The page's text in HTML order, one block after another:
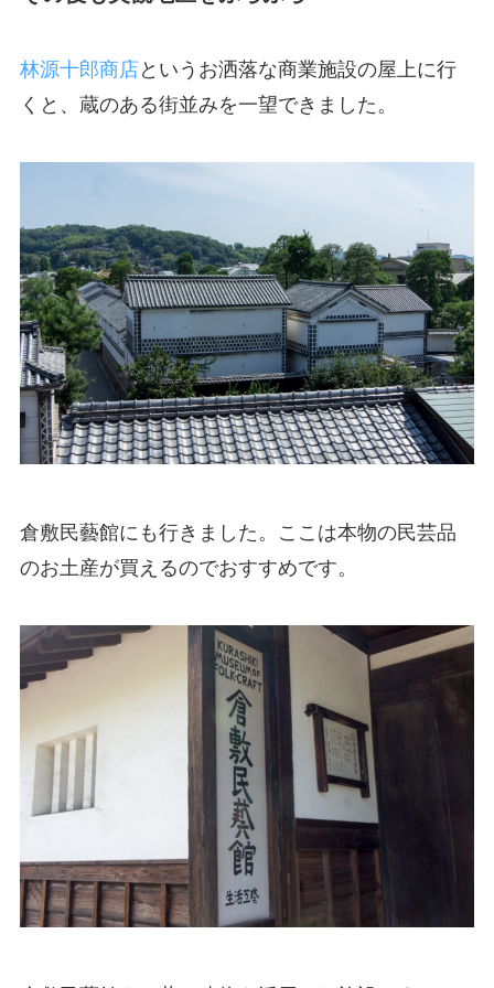
林源十郎商店というお洒落な商業施設の屋上に行
くと、蔵のある街並みを一望できました。
倉敷民藝館にも行きました。ここは本物の民芸品
のお土産が買えるのでおすすめです。